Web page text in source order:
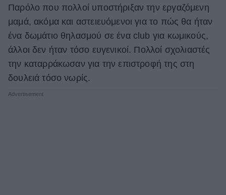
Παρόλο που πολλοί υποστήριξαν την εργαζόμενη
μαμά, ακόμα και αστειευόμενοι για το πώς θα ήταν
ένα δωμάτιο θηλασμού σε ένα club για κωμικούς,
άλλοι δεν ήταν τόσο ευγενικοί. Πολλοί σχολιαστές
την καταρράκωσαν για την επιστροφή της στη
δουλειά τόσο νωρίς.